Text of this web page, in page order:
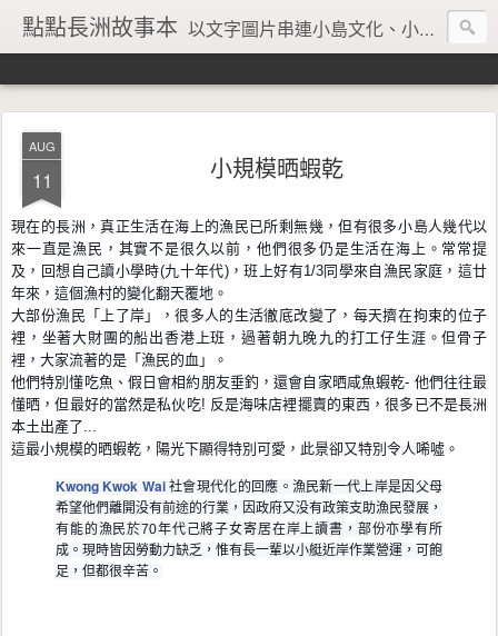
點點長洲故事本 以文字圖片串連小島文化、小島風情、小島回憶
AUG
11 小規模晒蝦乾
現在的長洲，真正生活在海上的漁民已所剩無幾，但有很多小島人幾代以
來一直是漁民，其實不是很久以前，他們很多 仍是生活在海上。常常提
及，回想自己讀小學時(九十年代)，班上好有1/3同學來自漁民家庭，這廿
年來，這個漁村的變化翻天覆地。
大部份漁民「上了岸」，很多人的生活徹底改變了，每天擠在拘束的位子
裡，坐著大財團的船出香港上班，過著朝九晚 九的打工仔生涯。但骨子
裡，大家流著的是「漁民的血」。
他們特別懂吃魚、假日會相約朋友垂釣，還會自家晒咸魚蝦乾- 他們往往最
懂晒，但最好的當然是私伙吃! 反是海味店裡擺賣的東西，很多已不是長洲
本土出產了...
這最小規模的晒蝦乾，陽光下顯得特別可愛，此景卻又特別 令人唏噓。
Kwong Kwok Wai 社會現代化的回應。漁民新一代上岸是因父母
希望他們離開没有前途的行業，因政府又没有政策支助漁民發展，
有能的漁民於70年代己將子女寄居在岸上讀書，部份亦學有所
成。現時皆因勞動力缺乏，惟有長一輩以小艇近岸作業營運，可飽
足，但都很辛苦。